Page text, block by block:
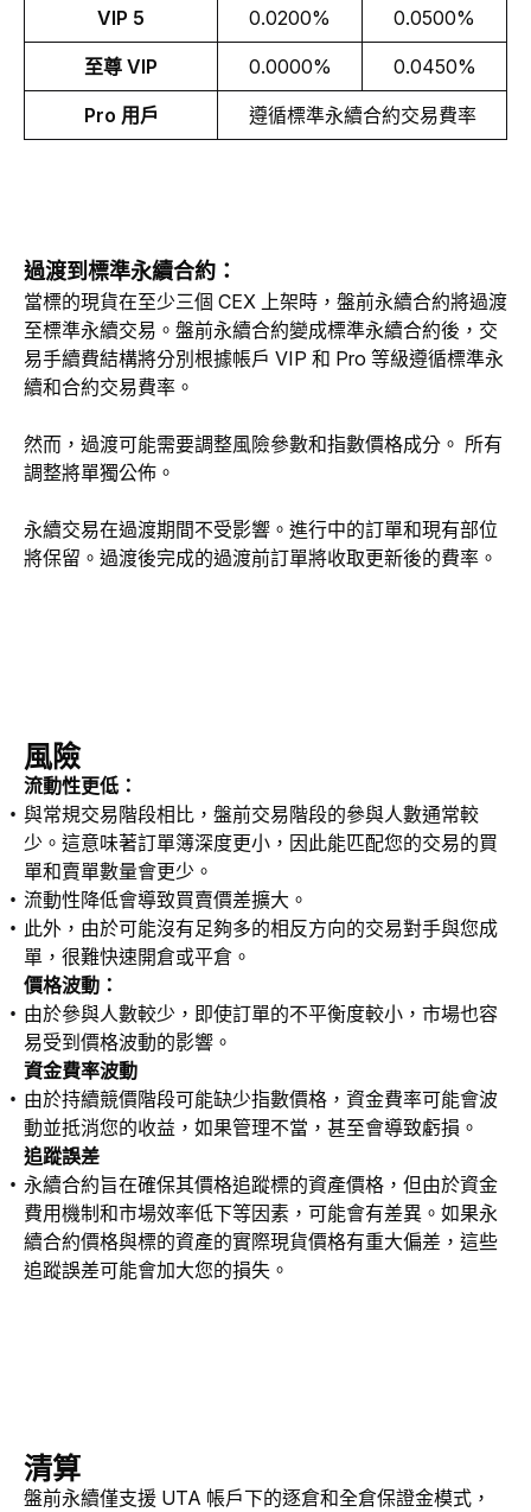
VIP 5 0.0200% 0.0500%
至尊 VIP 0.0000% 0.0450%
Pro 用戶 遵循標準永續合約交易費率
過渡到標準永續合約：
當標的現貨在至少三個 CEX 上架時，盤前永續合約將過渡
至標準永續交易。盤前永續合約變成標準永續合約後，交
易手續費結構將分別根據帳戶 VIP 和 Pro 等級遵循標準永
續和合約交易費率。
然而，過渡可能需要調整風險參數和指數價格成分。 所有
調整將單獨公佈。
永續交易在過渡期間不受影響。進行中的訂單和現有部位
將保留。過渡後完成的過渡前訂單將收取更新後的費率。
風險
流動性更低：
與常規交易階段相比，盤前交易階段的參與人數通常較
少。這意味著訂單簿深度更小，因此能匹配您的交易的買
單和賣單數量會更少。
流動性降低會導致買賣價差擴大。
此外，由於可能沒有足夠多的相反方向的交易對手與您成
單，很難快速開倉或平倉。
價格波動：
由於參與人數較少，即使訂單的不平衡度較小，市場也容
易受到價格波動的影響。
資金費率波動
由於持續競價階段可能缺少指數價格，資金費率可能會波
動並抵消您的收益，如果管理不當，甚至會導致虧損。
追蹤誤差
永續合約旨在確保其價格追蹤標的資產價格，但由於資金
費用機制和市場效率低下等因素，可能會有差異。如果永
續合約價格與標的資產的實際現貨價格有重大偏差，這些
追蹤誤差可能會加大您的損失。
清算
盤前永續僅支援 UTA 帳戶下的逐倉和全倉保證金模式，